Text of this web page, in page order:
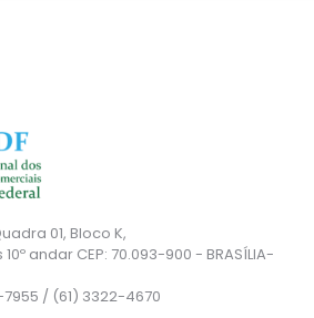
01, Bloco K,
andar CEP: 70.093-900 - BRASÍLIA-
/ (61) 3322-4670